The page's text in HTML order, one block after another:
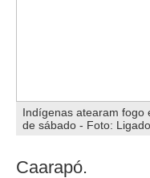
Indígenas atearam fogo
de sábado - Foto:
Caarapó.